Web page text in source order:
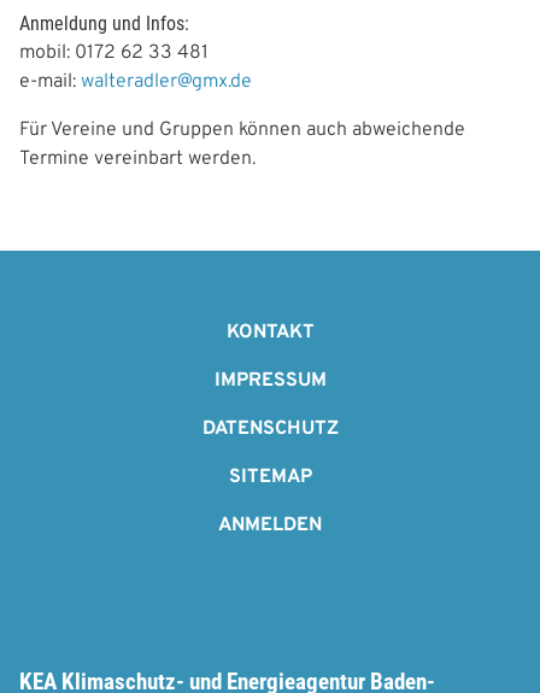
Anmeldung und Infos:
mobil: 0172 62 33 481
e-mail: walteradler@gmx.de
Für Vereine und Gruppen können auch abweichende
Termine vereinbart werden.
KONTAKT
IMPRESSUM
DATENSCHUTZ
SITEMAP
ANMELDEN
KEA Klimaschutz- und Energieagentur Baden-